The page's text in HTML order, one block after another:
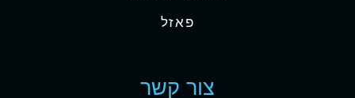
פאזל
צור קשר